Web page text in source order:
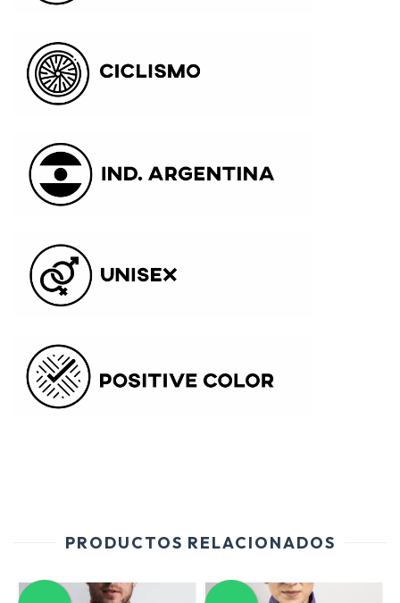
PRODUCTOS RELACIONADOS